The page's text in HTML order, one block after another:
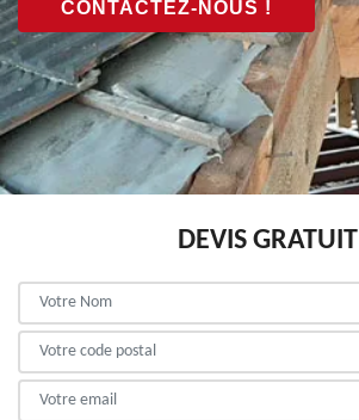
CONTACTEZ-NOUS !
DEVIS GRATUIT